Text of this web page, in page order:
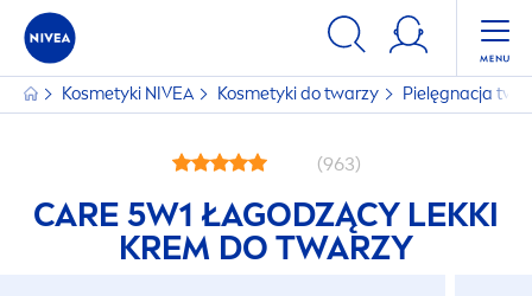
Kosmetyki NIVEA Kosmetyki do twarzy Pielęgnacja
(963)
CARE 5W1 ŁAGODZĄCY LEKKI
KREM DO TWARZY